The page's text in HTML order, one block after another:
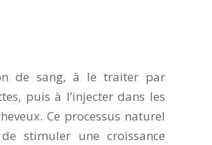
de sang, à le traiter par
puis à l’injecter dans les
Ce processus naturel
stimuler une croissance